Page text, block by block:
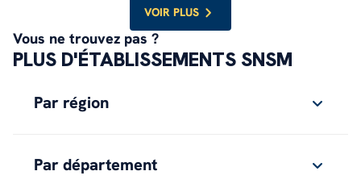
VOIR PLUS
Vous ne trouvez pas ?
PLUS D'ÉTABLISSEMENTS SNSM
Par région
Par département